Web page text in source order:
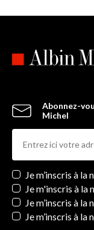
Abonnez-
Michel
Newsletters
Je m’inscris à
Je m'inscris à
Je m’inscris à
Je m’inscris à